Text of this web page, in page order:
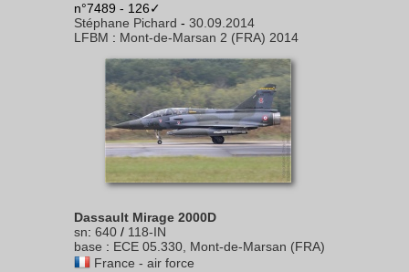
n°7489 - 126✓
Stéphane Pichard - 30.09.2014
LFBM : Mont-de-Marsan 2 (FRA) 2014
Dassault Mirage 2000D
sn: 640 / 118-IN
base : ECE 05.330, Mont-de-Marsan (FRA)
France - air force